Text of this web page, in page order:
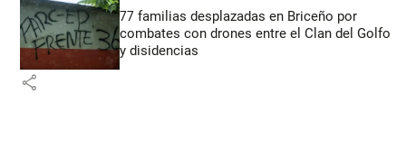
77 familias desplazadas en Briceño por
combates con drones entre el Clan del Golfo
y disidencias
share